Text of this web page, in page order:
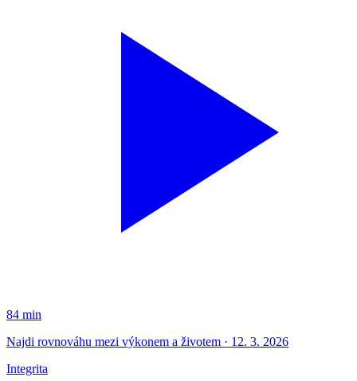
84 min
Najdi rovnováhu mezi výkonem a životem · 12. 3. 2026
Integrita